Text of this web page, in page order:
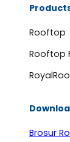
Rooftop
Rooftop
Brosur